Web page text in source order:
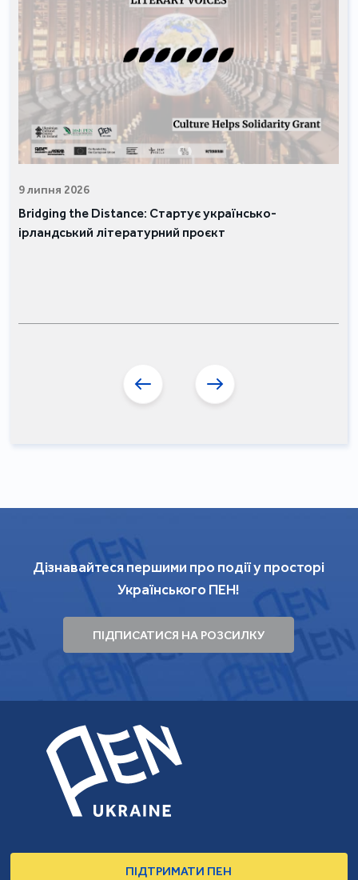
9 липня 2026
Bridging the Distance: Стартує українсько-
ірландський літературний проєкт
Дізнавайтеся першими про події у просторі
Українського ПЕН!
ПІДПИСАТИСЯ НА РОЗСИЛКУ
ПІДТРИМАТИ ПЕН